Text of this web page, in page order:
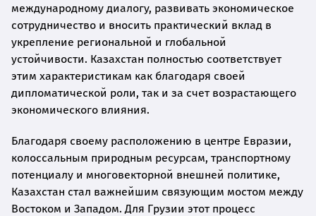
международному диалогу, развивать экономическое
сотрудничество и вносить практический вклад в
укрепление региональной и глобальной
устойчивости. Казахстан полностью соответствует
этим характеристикам как благодаря своей
дипломатической роли, так и за счет возрастающего
экономического влияния.
Благодаря своему расположению в центре Евразии,
колоссальным природным ресурсам, транспортному
потенциалу и многовекторной внешней политике,
Казахстан стал важнейшим связующим мостом между
Востоком и Западом. Для Грузии этот процесс